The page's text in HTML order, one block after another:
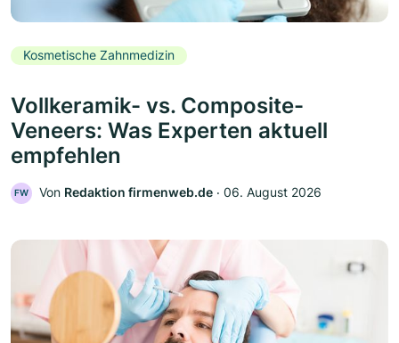
Kosmetische Zahnmedizin
Vollkeramik- vs. Composite-
Veneers: Was Experten aktuell
empfehlen
FW Von Redaktion firmenweb.de ‧ 06. August 2026